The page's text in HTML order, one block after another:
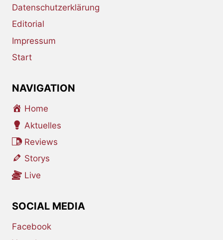
Datenschutzerklärung
Editorial
Impressum
Start
NAVIGATION
Home
Aktuelles
Reviews
Storys
Live
SOCIAL MEDIA
Facebook